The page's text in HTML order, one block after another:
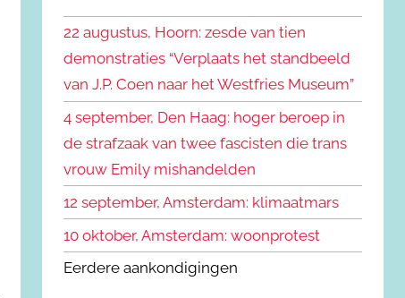
n
a
a
r
:
n
22 augustus, Hoorn: zesde van tien
demonstraties “Verplaats het standbeeld
van J.P. Coen naar het Westfries Museum”
4 september, Den Haag: hoger beroep in
de strafzaak van twee fascisten die trans
vrouw Emily mishandelden
12 september, Amsterdam: klimaatmars
10 oktober, Amsterdam: woonprotest
Eerdere aankondigingen